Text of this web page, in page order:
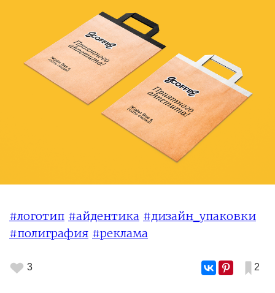
#логотип #айдентика #дизайн_упаковки
#полиграфия #реклама
3 2